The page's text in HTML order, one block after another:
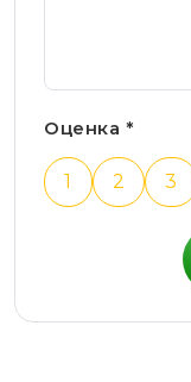
Оценка *
1 2 3